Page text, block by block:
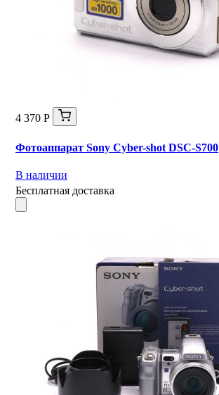
4 370 Р
Фотоаппарат Sony Cyber-shot DSC-S700
В наличии
Бесплатная доставка